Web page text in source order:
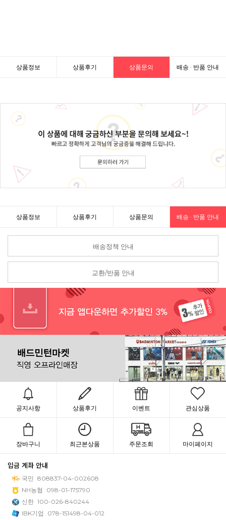
상품정보 상품후기 상품문의 배송 · 반품 안내
상품정보 상품후기 상품문의 배송 · 반품 안내
배송정책 안내
교환/반품 안내
공지사항 상품후기 이벤트 관심상품
장바구니 최근본상품 주문조회 마이페이지
입금 계좌 안내
국민 808837-04-002608
NH농협
098-01-175790
신한 100-026-840244
IBK기업
078-151498-04-012